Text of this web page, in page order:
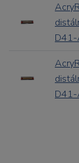
D41-
D41-